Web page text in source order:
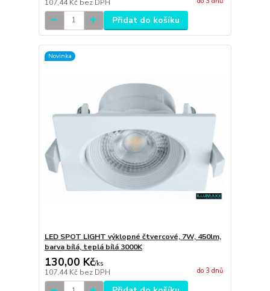
107,44 Kč bez DPH
Přidat do košíku
Novinka
LED SPOT LIGHT výklopné čtvercové, 7W, 450lm,
barva bílá, teplá bílá 3000K
130,00 Kč/ks
107,44 Kč bez DPH do 3 dnů